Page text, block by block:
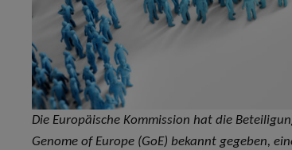
Die Europäische Kommission hat die
Genome of Europe (GoE) bekannt gegeben,